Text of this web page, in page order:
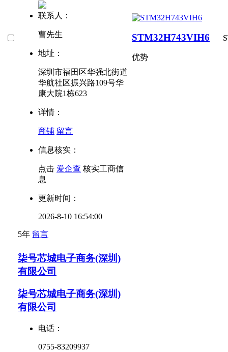
联系人：
曹先生
地址：
深圳市福田区华强北街道
华航社区振兴路109号华
康大院1栋623
详情：
商铺 留言
信息核实：
点击 爱企查 核实工商信
息
更新时间：
2026-8-10 16:54:00
5年 留言
STM32H743VIH6
优势
柒号芯城电子商务(深圳)
有限公司
柒号芯城电子商务(深圳)
有限公司
电话：
0755-83209937